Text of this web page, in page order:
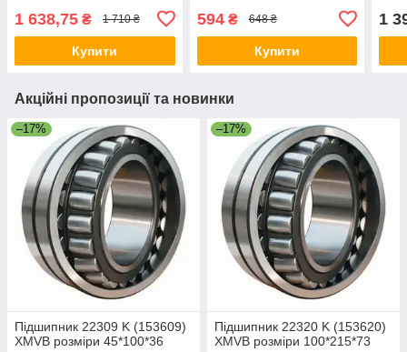
1 638,75 ₴ 1 710 ₴
Купити
594₴ 648 ₴
Купити
1
Акційні пропозиції та новинки
–17%
Підшипник 22309 K (153609)
XMVB розміри 45*100*36
–17%
Підшипник 22320 K (153620)
XMVB розміри 100*215*73